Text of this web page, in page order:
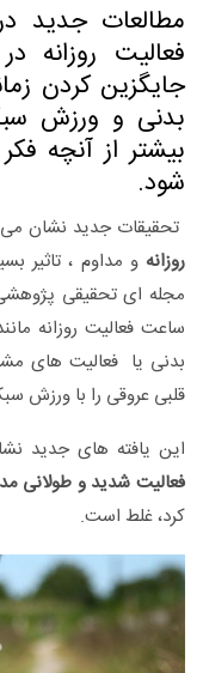
مطالعات جدید
فعالیت
جایگزین کردن
بدنی و ورزش
بیشتر از آنچه
شود.
تحقیقات جدید نشان
روزانه و مداوم ، تاثیر
مجله ای تحقیقی
ساعت فعالیت روزانه
قلبی عروقی را با
این یافته های جدید
فعالیت شدید و طولانی
کرد، غلط است.